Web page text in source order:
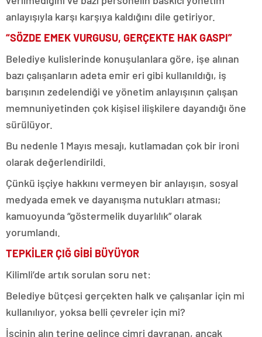
anlayışıyla karşı karşıya kaldığını dile getiriyor.
“SÖZDE EMEK VURGUSU, GERÇEKTE HAK GASPI”
Belediye kulislerinde konuşulanlara göre, işe alınan
bazı çalışanların adeta emir eri gibi kullanıldığı, iş
barışının zedelendiği ve yönetim anlayışının çalışan
memnuniyetinden çok kişisel ilişkilere dayandığı öne
sürülüyor.
Bu nedenle 1 Mayıs mesajı, kutlamadan çok bir ironi
olarak değerlendirildi.
Çünkü işçiye hakkını vermeyen bir anlayışın, sosyal
medyada emek ve dayanışma nutukları atması;
kamuoyunda “göstermelik duyarlılık” olarak
yorumlandı.
TEPKİLER ÇIĞ GİBİ BÜYÜYOR
Kilimli’de artık sorulan soru net:
Belediye bütçesi gerçekten halk ve çalışanlar için mi
kullanılıyor, yoksa belli çevreler için mi?
İşçinin alın terine gelince cimri davranan, ancak